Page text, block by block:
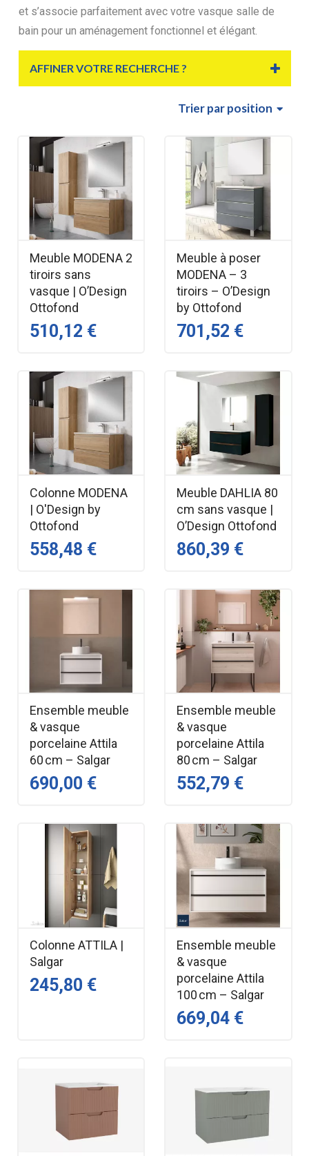
et s’associe parfaitement avec votre vasque salle de
bain pour un aménagement fonctionnel et élégant.
AFFINER VOTRE RECHERCHE ?
Trierpar position
Meuble MODENA 2
tiroirs sans
vasque | O’Design
Ottofond
510,12 €
Meuble à poser
MODENA – 3
tiroirs – O’Design
by Ottofond
701,52 €
Colonne MODENA
| O'Design by
Ottofond
558,48 €
Meuble DAHLIA 80
cm sans vasque |
O’Design Ottofond
860,39 €
Ensemble meuble
& vasque
porcelaine Attila
60 cm – Salgar
690,00 €
Ensemble meuble
& vasque
porcelaine Attila
80 cm – Salgar
552,79 €
Colonne ATTILA |
Salgar
245,80 €
Ensemble meuble
& vasque
porcelaine Attila
100 cm – Salgar
669,04 €